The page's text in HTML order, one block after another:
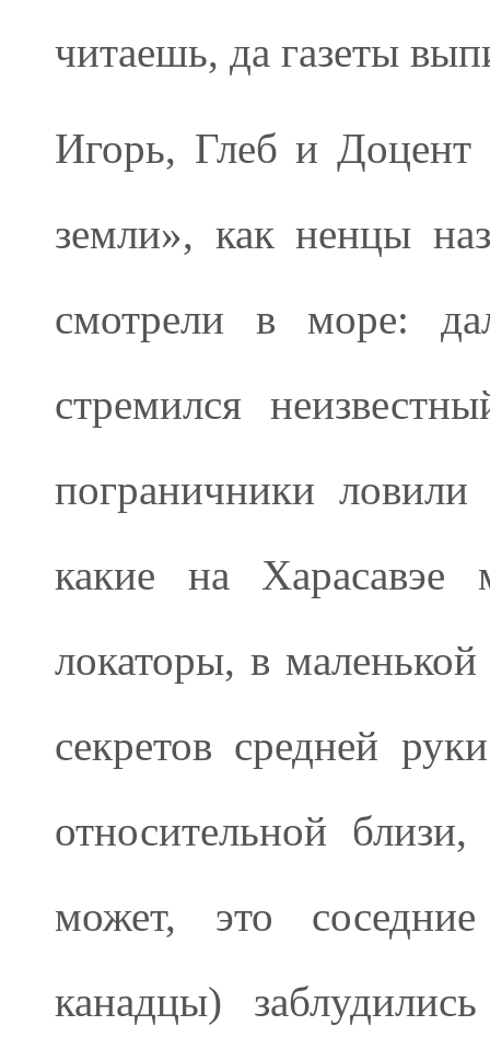
читаешь, да газеты
Игорь, Глеб и
земли», как ненцы
смотрели в море:
стремился
пограничники
какие на
локаторы, в
секретов средней
относительной
может, это
канадцы)